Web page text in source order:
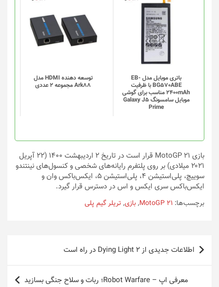
شوند
باتری موبایل مدل EB-
BG570ABE با ظرفیت
2400mAh مناسب برای گوشی
موبایل سامسونگ Galaxy J5
Prime
توسعه دهنده HDMI مدل
Ark88 مجموعه 2 عددی
بازی MotoGP 21 قرار است در تاریخ ۲ اردیبهشت ۱۴۰۰ (۲۲ آپریل
۲۰۲۱ میلادی) بر روی پلتفرم رایانه‌های شخصی و کنسول‌های نینتندو
سوییچ، پلی‌استیشن ۴، پلی‌استیشن ۵، ایکس‌باکس وان و
ایکس‌باکس سری ایکس و اس در دسترس قرار گیرد.
برچسب‌ها: MotoGP 21
,بازی, تریلر گیم پلی
راهبری
نوشتهاطلاعات جدیدی از Dying Light 2 در راه است
معرفی اپ – Robot Warfare؛ ربات و سلاح جنگی بسازید